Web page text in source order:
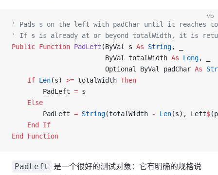
vb
' Pads s on the left with padChar until it reaches
' If s is already at or beyond totalWidth, it is
Public Function PadLeft (ByVal s As String, _
                        ByVal totalWidth
As Long, _
                        Optional ByVal padChar
As
    If
Len(s) >= totalWidth Then
        PadLeft
= s
    Else
        PadLeft
= String(totalWidth - Len(s), Left$
    End If
End Function
PadLeft
是一个很好的测试对象：它有明确的规格说